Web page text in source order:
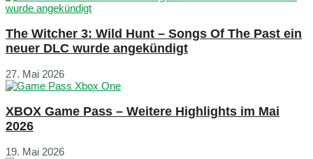
The Witcher 3: Wild Hunt – Songs Of The Past ein
neuer DLC wurde angekündigt
27. Mai 2026
XBOX Game Pass – Weitere Highlights im Mai
2026
19. Mai 2026